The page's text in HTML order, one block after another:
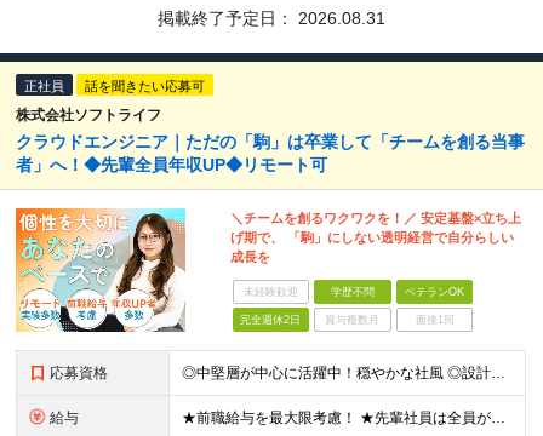
掲載終了予定日： 2026.08.31
正社員 話を聞きたい応募可
株式会社ソフトライフ
クラウドエンジニア｜ただの「駒」は卒業して「チームを創る当事
者」へ！◆先輩全員年収UP◆リモート可
＼チームを創るワクワクを！／ 安定基盤×立ち上
げ期で、 「駒」にしない透明経営で自分らしい
成長を
未経験歓迎 学歴不問 ベテランOK
完全週休2日 賞与複数月 面接1回
応募資格 ◎中堅層が中心に活躍中！穏やかな社風 ◎設計フェーズへのステップアップも応援 ■インフラ領域での構築経験をお持ちの方 ■学歴不問 ～このような方にオススメです～ ・クラウド構築経験を積み、市場価値
給与 ★前職給与を最大限考慮！ ★先輩社員は全員が年収UP！ ■月給35万円～＋各種手当＋賞与年2回 ※経験、能力を考慮の上、決定致します。 ※上記には固定残業代（19時間分／34,460円～）を含み